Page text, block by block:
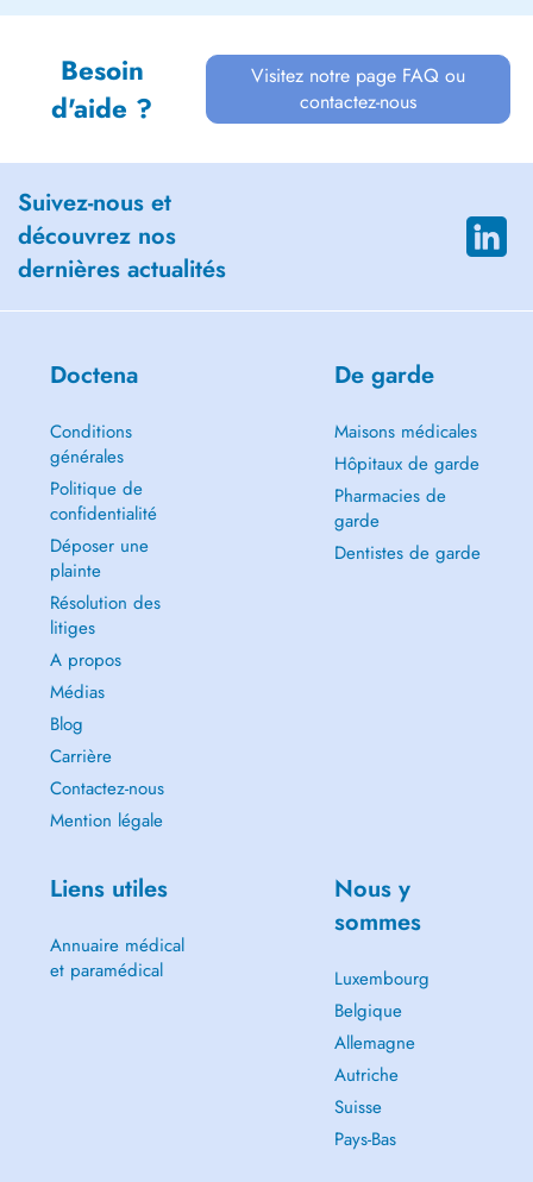
Besoin
d'aide ?
Visitez notre page FAQ ou
contactez-nous
Suivez-nous et
découvrez nos
dernières actualités
Doctena
Conditions
générales
Politique de
confidentialité
Déposer une
plainte
Résolution des
litiges
A propos
Médias
Blog
Carrière
Contactez-nous
Mention légale
De garde
Maisons médicales
Hôpitaux de garde
Pharmacies de
garde
Dentistes de garde
Liens utiles
Annuaire médical
et paramédical
Nous y
sommes
Luxembourg
Belgique
Allemagne
Autriche
Suisse
Pays-Bas